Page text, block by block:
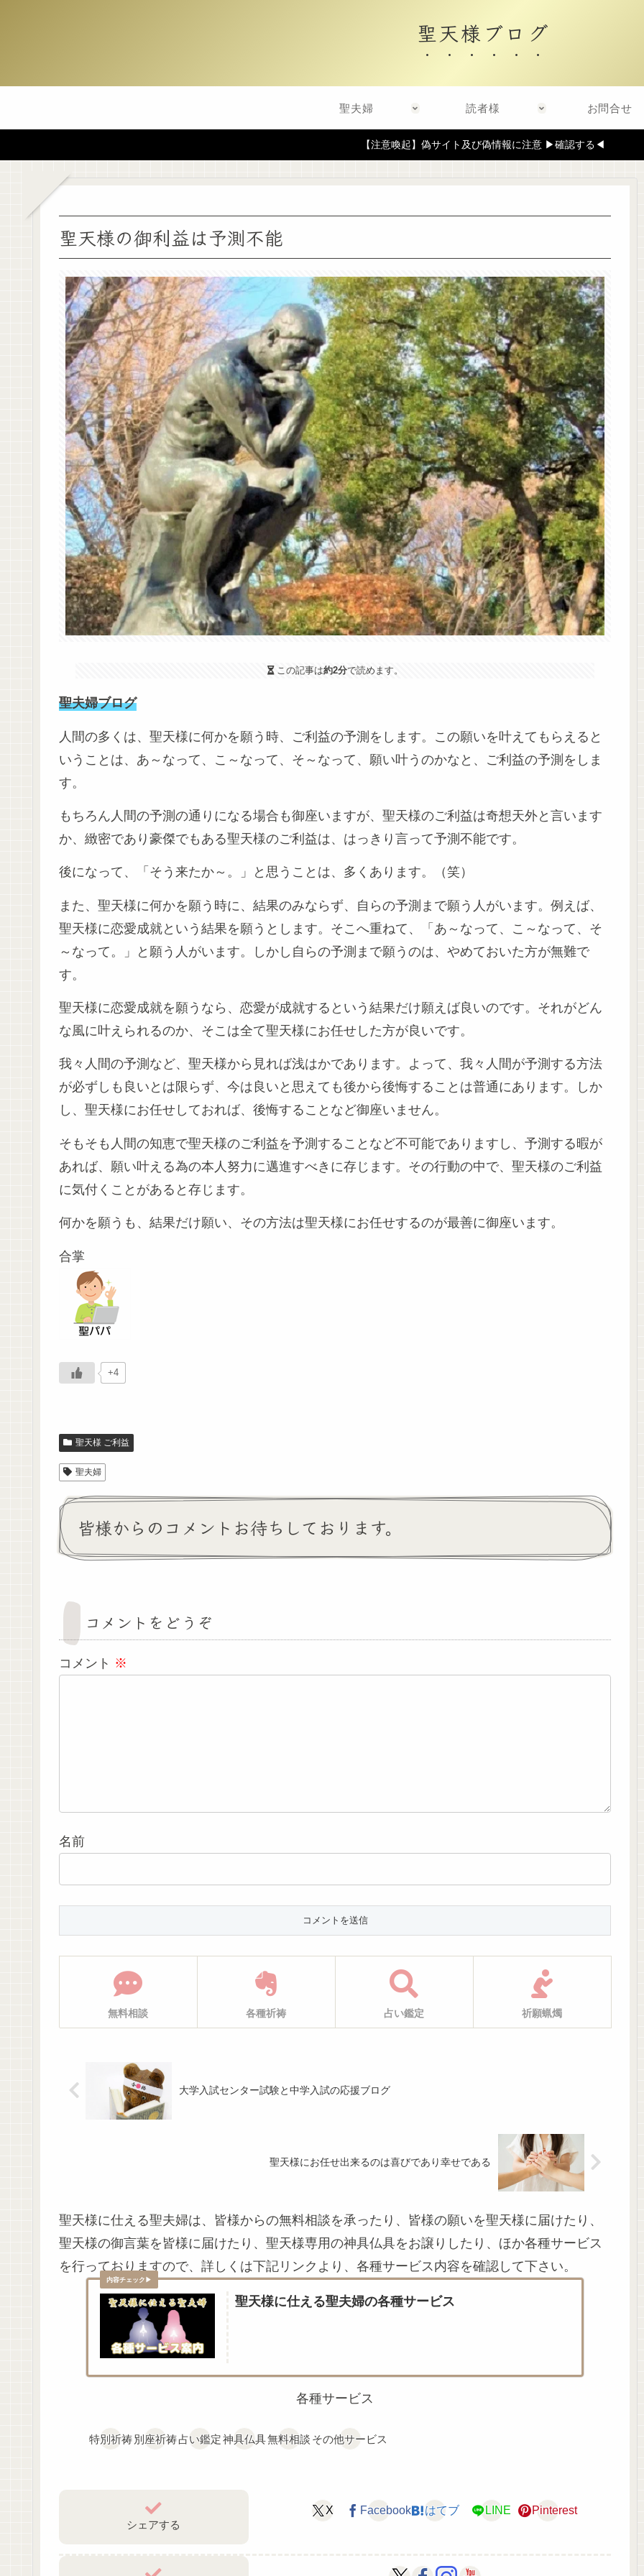
聖天様ブログ
聖夫婦 読者様 お問合せ
【注意喚起】偽サイト及び偽情報に注意 ▶確認する◀
聖天様の御利益は予測不能
この記事は約2分で読めます。
聖夫婦ブログ
人間の多くは、聖天様に何かを願う時、ご利益の予測をします。この願いを叶えてもらえると
いうことは、あ～なって、こ～なって、そ～なって、願い叶うのかなと、ご利益の予測をしま
す。
もちろん人間の予測の通りになる場合も御座いますが、聖天様のご利益は奇想天外と言います
か、緻密であり豪傑でもある聖天様のご利益は、はっきり言って予測不能です。
後になって、「そう来たか～。」と思うことは、多くあります。（笑）
また、聖天様に何かを願う時に、結果のみならず、自らの予測まで願う人がいます。例えば、
聖天様に恋愛成就という結果を願うとします。そこへ重ねて、「あ～なって、こ～なって、そ
～なって。」と願う人がいます。しかし自らの予測まで願うのは、やめておいた方が無難で
す。
聖天様に恋愛成就を願うなら、恋愛が成就するという結果だけ願えば良いのです。それがどん
な風に叶えられるのか、そこは全て聖天様にお任せした方が良いです。
我々人間の予測など、聖天様から見れば浅はかであります。よって、我々人間が予測する方法
が必ずしも良いとは限らず、今は良いと思えても後から後悔することは普通にあります。しか
し、聖天様にお任せしておれば、後悔することなど御座いません。
そもそも人間の知恵で聖天様のご利益を予測することなど不可能でありますし、予測する暇が
あれば、願い叶える為の本人努力に邁進すべきに存じます。その行動の中で、聖天様のご利益
に気付くことがあると存じます。
何かを願うも、結果だけ願い、その方法は聖天様にお任せするのが最善に御座います。
合掌
+4
聖天様 ご利益
聖夫婦
皆様からのコメントお待ちしております。
コメントをどうぞ
コメント ※
名前
無料相談 各種祈祷 占い鑑定 祈願蝋燭
大学入試センター試験と中学入試の応援ブログ
聖天様にお任せ出来るのは喜びであり幸せである
聖天様に仕える聖夫婦は、皆様からの無料相談を承ったり、皆様の願いを聖天様に届けたり、
聖天様の御言葉を皆様に届けたり、聖天様専用の神具仏具をお譲りしたり、ほか各種サービス
を行っておりますので、詳しくは下記リンクより、各種サービス内容を確認して下さい。
聖天様に仕える聖夫婦の各種サービス
各種サービス
特別祈祷別座祈祷占い鑑定神具仏具無料相談 その他サービス
シェアする
X Facebook はてブ LINE Pinterest